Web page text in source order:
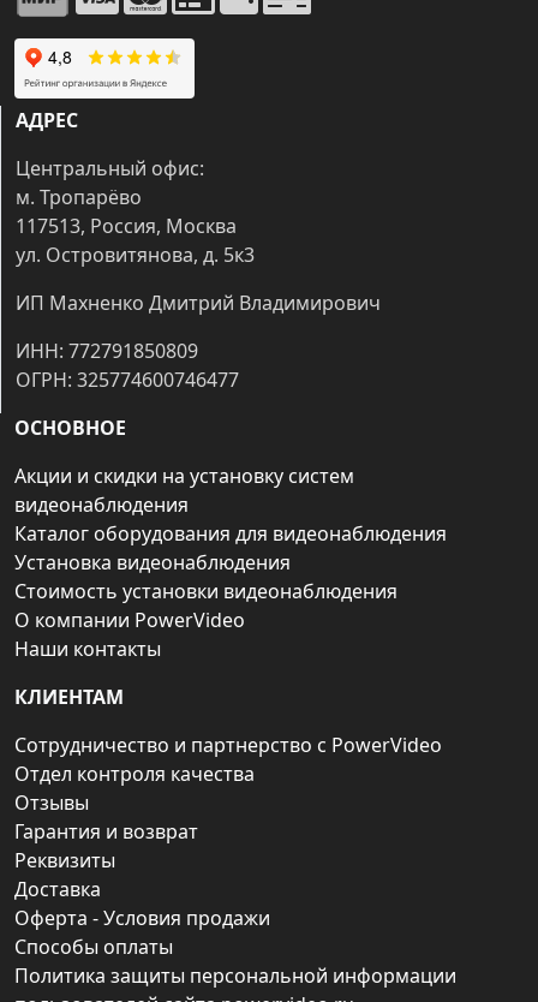
АДРЕС
Центральный офис:
м. Тропарёво
117513, Россия, Москва
ул. Островитянова, д. 5к3
ИП Махненко Дмитрий Владимирович
ИНН: 772791850809
ОГРН: 325774600746477
ОСНОВНОЕ
Акции и скидки на установку систем
видеонаблюдения
Каталог оборудования для видеонаблюдения
Установка видеонаблюдения
Стоимость установки видеонаблюдения
О компании PowerVideo
Наши контакты
КЛИЕНТАМ
Сотрудничество и партнерство с PowerVideo
Отдел контроля качества
Отзывы
Гарантия и возврат
Реквизиты
Доставка
Оферта - Условия продажи
Способы оплаты
Политика защиты персональной информации